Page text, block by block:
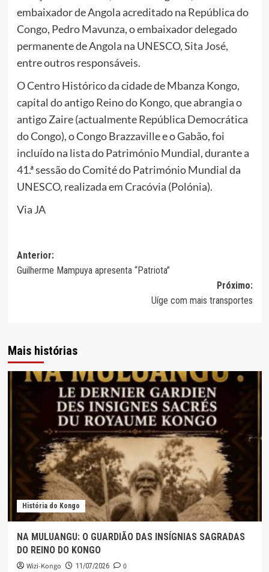
embaixador de Angola acreditado na República do
Congo, Pedro Mavunza, o embaixador delegado
permanente de Angola na UNESCO, Sita José,
entre outros responsáveis.
O Centro Histórico da cidade de Mbanza Kongo,
capital do antigo Reino do Kongo, que abrangia o
antigo Zaire (actualmente República Democrática
do Congo), o Congo Brazzaville e o Gabão, foi
incluído na lista do Património Mundial, durante a
41.ª sessão do Comité do Património Mundial da
UNESCO, realizada em Cracóvia (Polónia).
Via JA
Navegação
de
Anterior:
Guilherme Mampuya apresenta “Patriota”
Próximo:
Uíge com mais transportes
Mais histórias
História do Kongo
NA MULUANGU: O GUARDIÃO DAS INSÍGNIAS SAGRADAS
DO REINO DO KONGO
Wizi-Kongo 11/07/2026 0